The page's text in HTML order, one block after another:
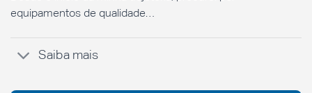
equipamentos de qualidade…
Saiba mais